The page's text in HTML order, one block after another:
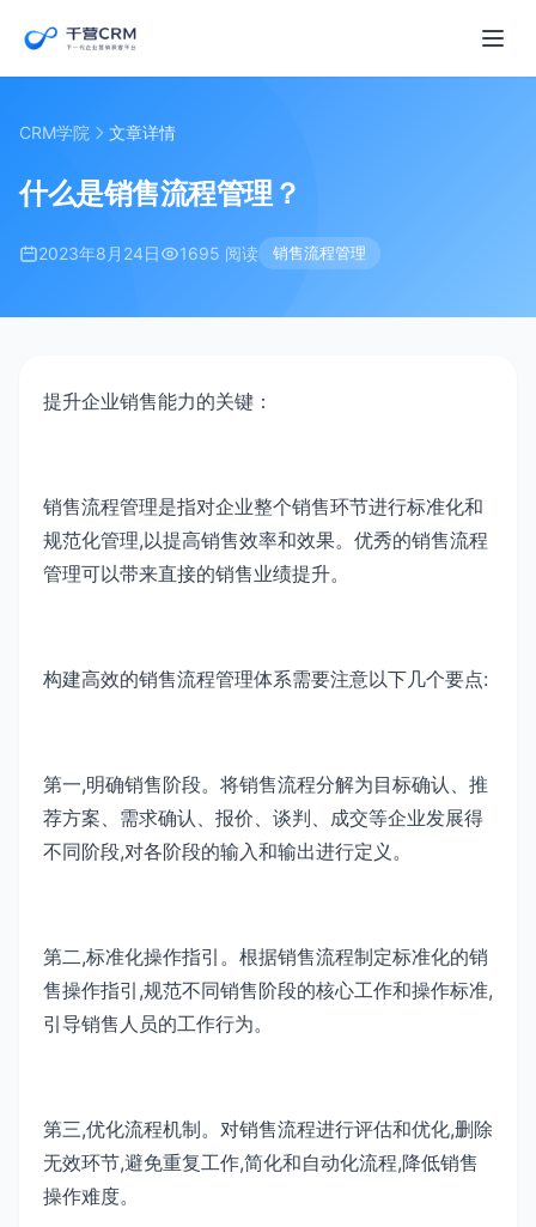
CRM学院 文章详情
什么是销售流程管理？
2023年8月24日 1695 阅读 销售流程管理
提升企业销售能力的关键：
销售流程管理是指对企业整个销售环节进行标准化和
规范化管理,以提高销售效率和效果。优秀的销售流程
管理可以带来直接的销售业绩提升。
构建高效的销售流程管理体系需要注意以下几个要点:
第一,明确销售阶段。将销售流程分解为目标确认、推
荐方案、需求确认、报价、谈判、成交等企业发展得
不同阶段,对各阶段的输入和输出进行定义。
第二,标准化操作指引。根据销售流程制定标准化的销
售操作指引,规范不同销售阶段的核心工作和操作标准,
引导销售人员的工作行为。
第三,优化流程机制。对销售流程进行评估和优化,删除
无效环节,避免重复工作,简化和自动化流程,降低销售
操作难度。